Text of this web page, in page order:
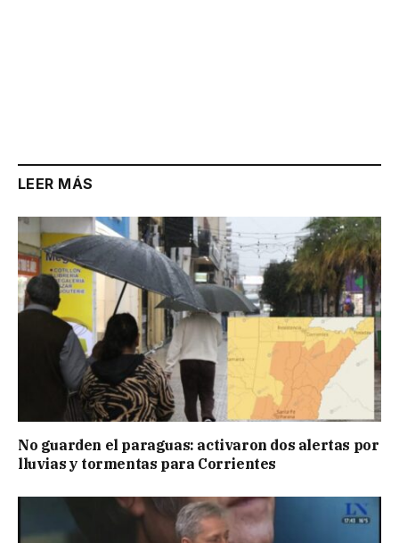
LEER MÁS
No guarden el paraguas: activaron dos alertas por
lluvias y tormentas para Corrientes